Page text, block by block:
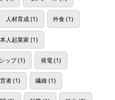
人材育成(1) 外食(1)
人起業家 (1)
ップ(1) 発電(1)
者(1) 繊維(1)